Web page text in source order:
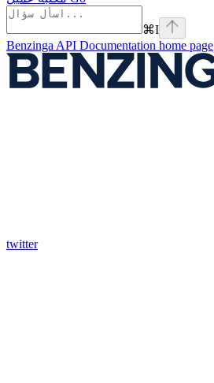
⌘I
Benzinga API Documentation home page
twitter